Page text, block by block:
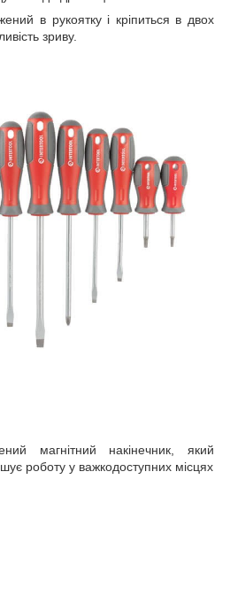
в рукоятку і кріпиться в двох
зриву.
магнітний накінечник, який
роботу у важкодоступних місцях